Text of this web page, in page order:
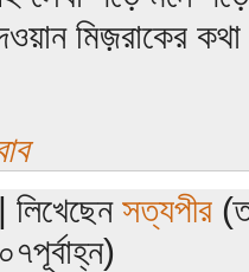
মিজ়রাকের
লিখেছেন সত্যপীর